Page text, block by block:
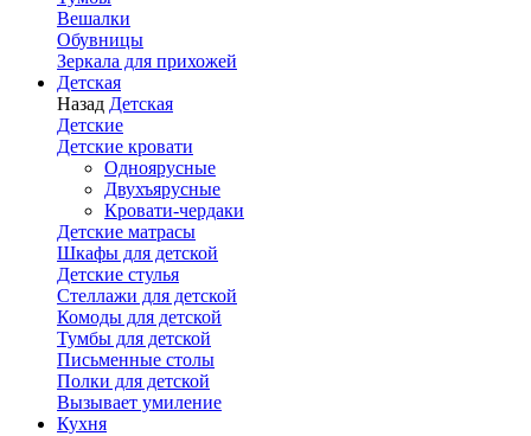
Вешалки
Обувницы
Зеркала для прихожей
Детская
Назад Детская
Детские
Детские кровати
Одноярусные
Двухъярусные
Кровати-чердаки
Детские матрасы
Шкафы для детской
Детские стулья
Стеллажи для детской
Комоды для детской
Тумбы для детской
Письменные столы
Полки для детской
Вызывает умиление
Кухня